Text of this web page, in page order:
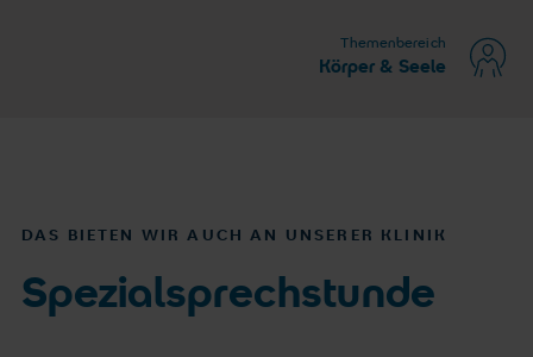
Themenbereich
Körper & Seele
DAS BIETEN WIR AUCH AN UNSERER KLINIK
Spezialsprechstunde